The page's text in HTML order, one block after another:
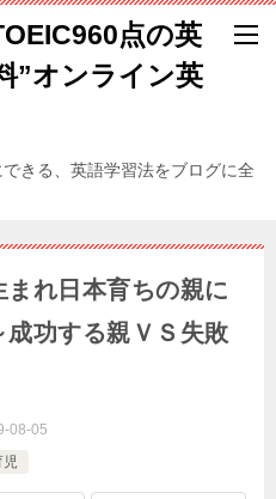
点の英
”オンライン英
きる、英語学習法をブログに全
まれ日本育ちの親に
成功する親ＶＳ失敗
08-05
児